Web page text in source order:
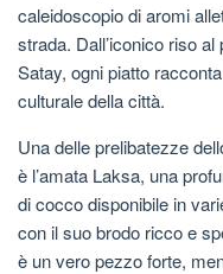
caleidoscopio di aromi
strada. Dall’iconico riso
Satay, ogni piatto
culturale della città.
Una delle prelibatezze
è l’amata Laksa, una
di cocco disponibile in
con il suo brodo ricco e
è un vero pezzo forte,